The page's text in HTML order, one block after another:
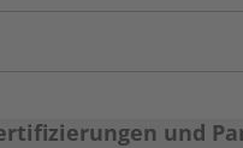
und